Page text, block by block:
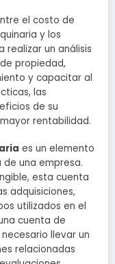
el costo de
y los
un análisis
propiedad,
y capacitar al
las
de su
rentabilidad.
es un elemento
una empresa.
esta cuenta
adquisiciones,
utilizados en el
cuenta de
llevar un
relacionadas